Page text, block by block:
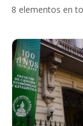
8 elementos en